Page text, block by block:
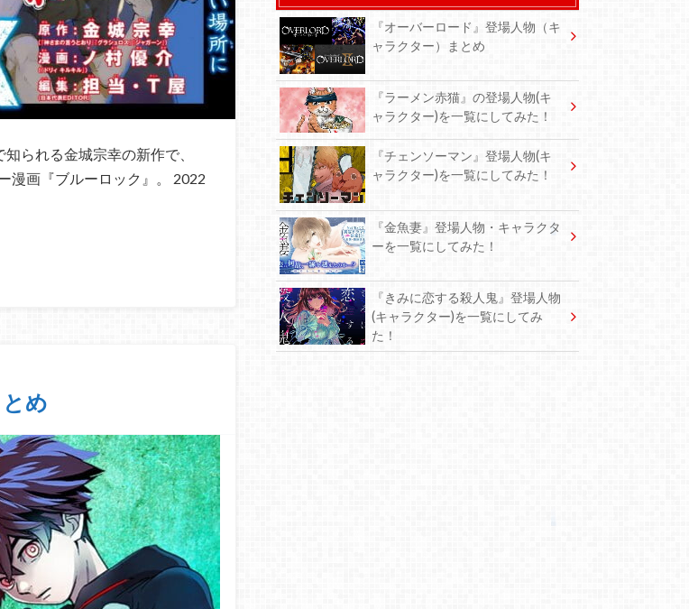
られる金城宗幸の新作で、
漫画『ブルーロック』。 2022
め
『オーバーロード』登場人物（キ
ャラクター）まとめ
『ラーメン赤猫』の登場人物(キ
ャラクター)を一覧にしてみた！
『チェンソーマン』登場人物(キ
ャラクター)を一覧にしてみた！
『金魚妻』登場人物・キャラクタ
ーを一覧にしてみた！
『きみに恋する殺人鬼』登場人物
(キャラクター)を一覧にしてみ
た！